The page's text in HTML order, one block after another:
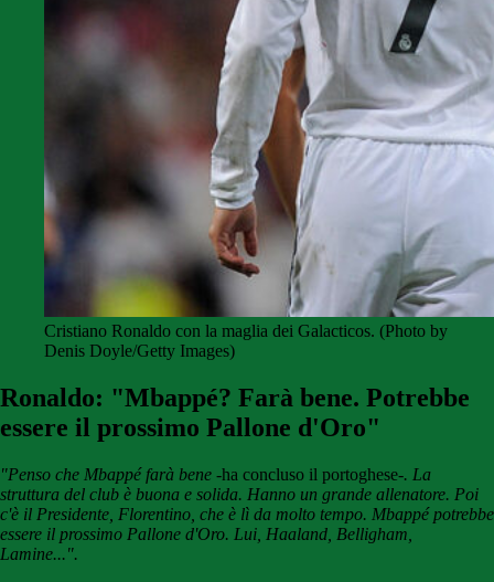
Cristiano Ronaldo con la maglia dei Galacticos. (Photo by
Denis Doyle/Getty Images)
Ronaldo: "Mbappé? Farà bene. Potrebbe
essere il prossimo Pallone d'Oro"
"Penso che Mbappé farà bene -ha concluso il portoghese-. La
struttura del club è buona e solida. Hanno un grande allenatore. Poi
c'è il Presidente, Florentino, che è lì da molto tempo. Mbappé potrebbe
essere il prossimo Pallone d'Oro. Lui, Haaland, Belligham,
Lamine...".